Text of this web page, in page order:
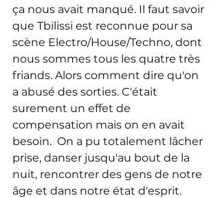
ça nous avait manqué. Il faut savoir
que Tbilissi est reconnue pour sa
scène Electro/House/Techno, dont
nous sommes tous les quatre très
friands. Alors comment dire qu'on
a abusé des sorties. C'était
surement un effet de
compensation mais on en avait
besoin.  On a pu totalement lâcher
prise, danser jusqu'au bout de la
nuit, rencontrer des gens de notre
âge et dans notre état d'esprit.